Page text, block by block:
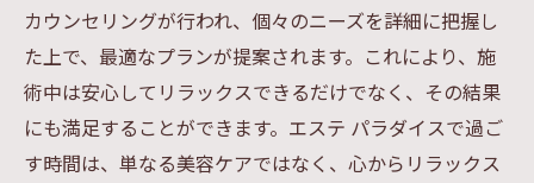
カウンセリングが行われ、個々のニーズを詳細に把握し
た上で、最適なプランが提案されます。これにより、施
術中は安心してリラックスできるだけでなく、その結果
にも満足することができます。エステ パラダイスで過ご
す時間は、単なる美容ケアではなく、心からリラックス